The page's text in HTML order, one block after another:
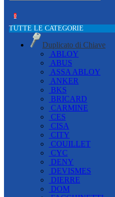
0
TUTTE LE CATEGORIE
Duplicato di Chiave
ABLOY
ABUS
ASSA ABLOY
ANKER
BKS
BRICARD
CARMINE
CES
CISA
CITY
COUILLET
CYC
DENY
DEVISMES
DIERRE
DOM